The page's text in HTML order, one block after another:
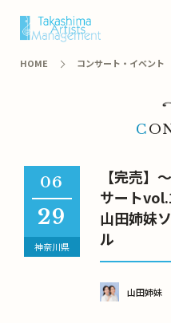
HOME コンサート・イベント
【完売】
サート
山田姉妹
ル
山田姉妹
06
29
神奈川県